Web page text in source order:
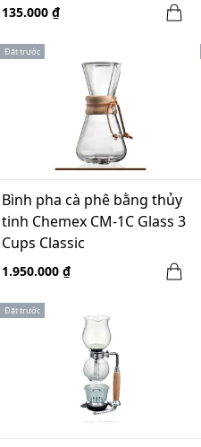
135.000 ₫
Đặt trước
Bình pha cà phê bằng thủy
tinh Chemex CM-1C Glass 3
Cups Classic
1.950.000 ₫
Đặt trước